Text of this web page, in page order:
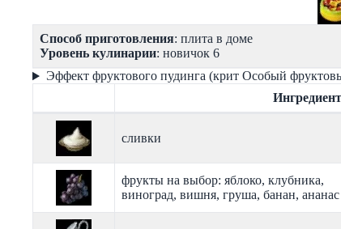
Способ приготовления: плита в доме
Уровень кулинарии: новичок 6
Эффект фруктового пудинга (крит Особый
Ингредиент
сливки
фрукты на выбор: яблоко, клубника,
виноград, вишня, груша, банан, ананас